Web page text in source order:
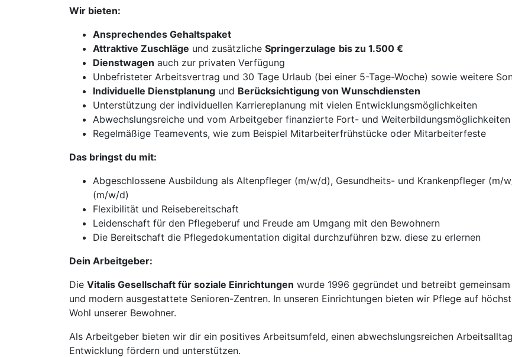
Wir bieten:
Ansprechendes Gehaltspaket
Attraktive Zuschläge und zusätzliche Springerzulage bis zu 1.500 €
Dienstwagen auch zur privaten Verfügung
Unbefristeter Arbeitsvertrag und 30 Tage Urlaub (bei einer 5-Tage-Woche) sowie weitere
Individuelle Dienstplanung und Berücksichtigung von Wunschdiensten
Unterstützung der individuellen Karriereplanung mit vielen Entwicklungsmöglichkeiten
Abwechslungsreiche und vom Arbeitgeber finanzierte Fort- und Weiterbildungsmöglichkeiten
Regelmäßige Teamevents, wie zum Beispiel Mitarbeiterfrühstücke oder Mitarbeiterfeste
Das bringst du mit:
Abgeschlossene Ausbildung als Altenpfleger (m/w/d), Gesundheits- und Krankenpfleger (m/
(m/w/d)
Flexibilität und Reisebereitschaft
Leidenschaft für den Pflegeberuf und Freude am Umgang mit den Bewohnern
Die Bereitschaft die Pflegedokumentation digital durchzuführen bzw. diese zu erlernen
Dein Arbeitgeber:
Die Vitalis Gesellschaft für soziale Einrichtungen wurde 1996 gegründet und betreibt
und modern ausgestattete Senioren-Zentren. In unseren Einrichtungen bieten wir Pflege auf
Wohl unserer Bewohner.
Als Arbeitgeber bieten wir dir ein positives Arbeitsumfeld, einen abwechslungsreichen
Entwicklung fördern und unterstützen.